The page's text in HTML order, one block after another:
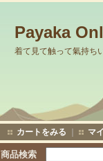
Payaka
着て見て触って氣持ち
カートをみる マ
商品検索